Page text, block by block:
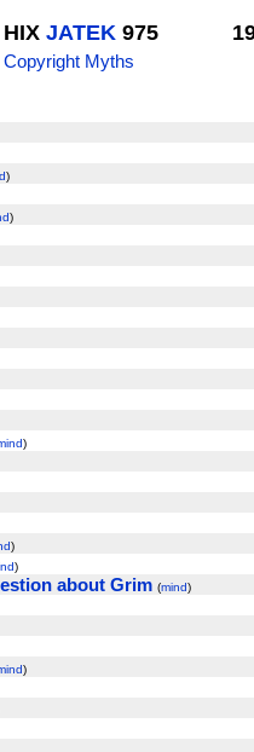
HIX JATEK 975
Copyright Myths
)
)
)
)
)
about Grim (mind)
)